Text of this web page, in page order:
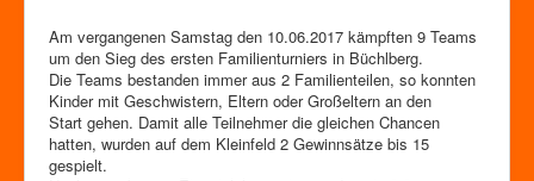
Am vergangenen Samstag den 10.06.2017 kämpften 9 Teams
um den Sieg des ersten Familienturniers in Büchlberg.
Die Teams bestanden immer aus 2 Familienteilen, so konnten
Kinder mit Geschwistern, Eltern oder Großeltern an den
Start gehen. Damit alle Teilnehmer die gleichen Chancen
hatten, wurden auf dem Kleinfeld 2 Gewinnsätze bis 15
gespielt.